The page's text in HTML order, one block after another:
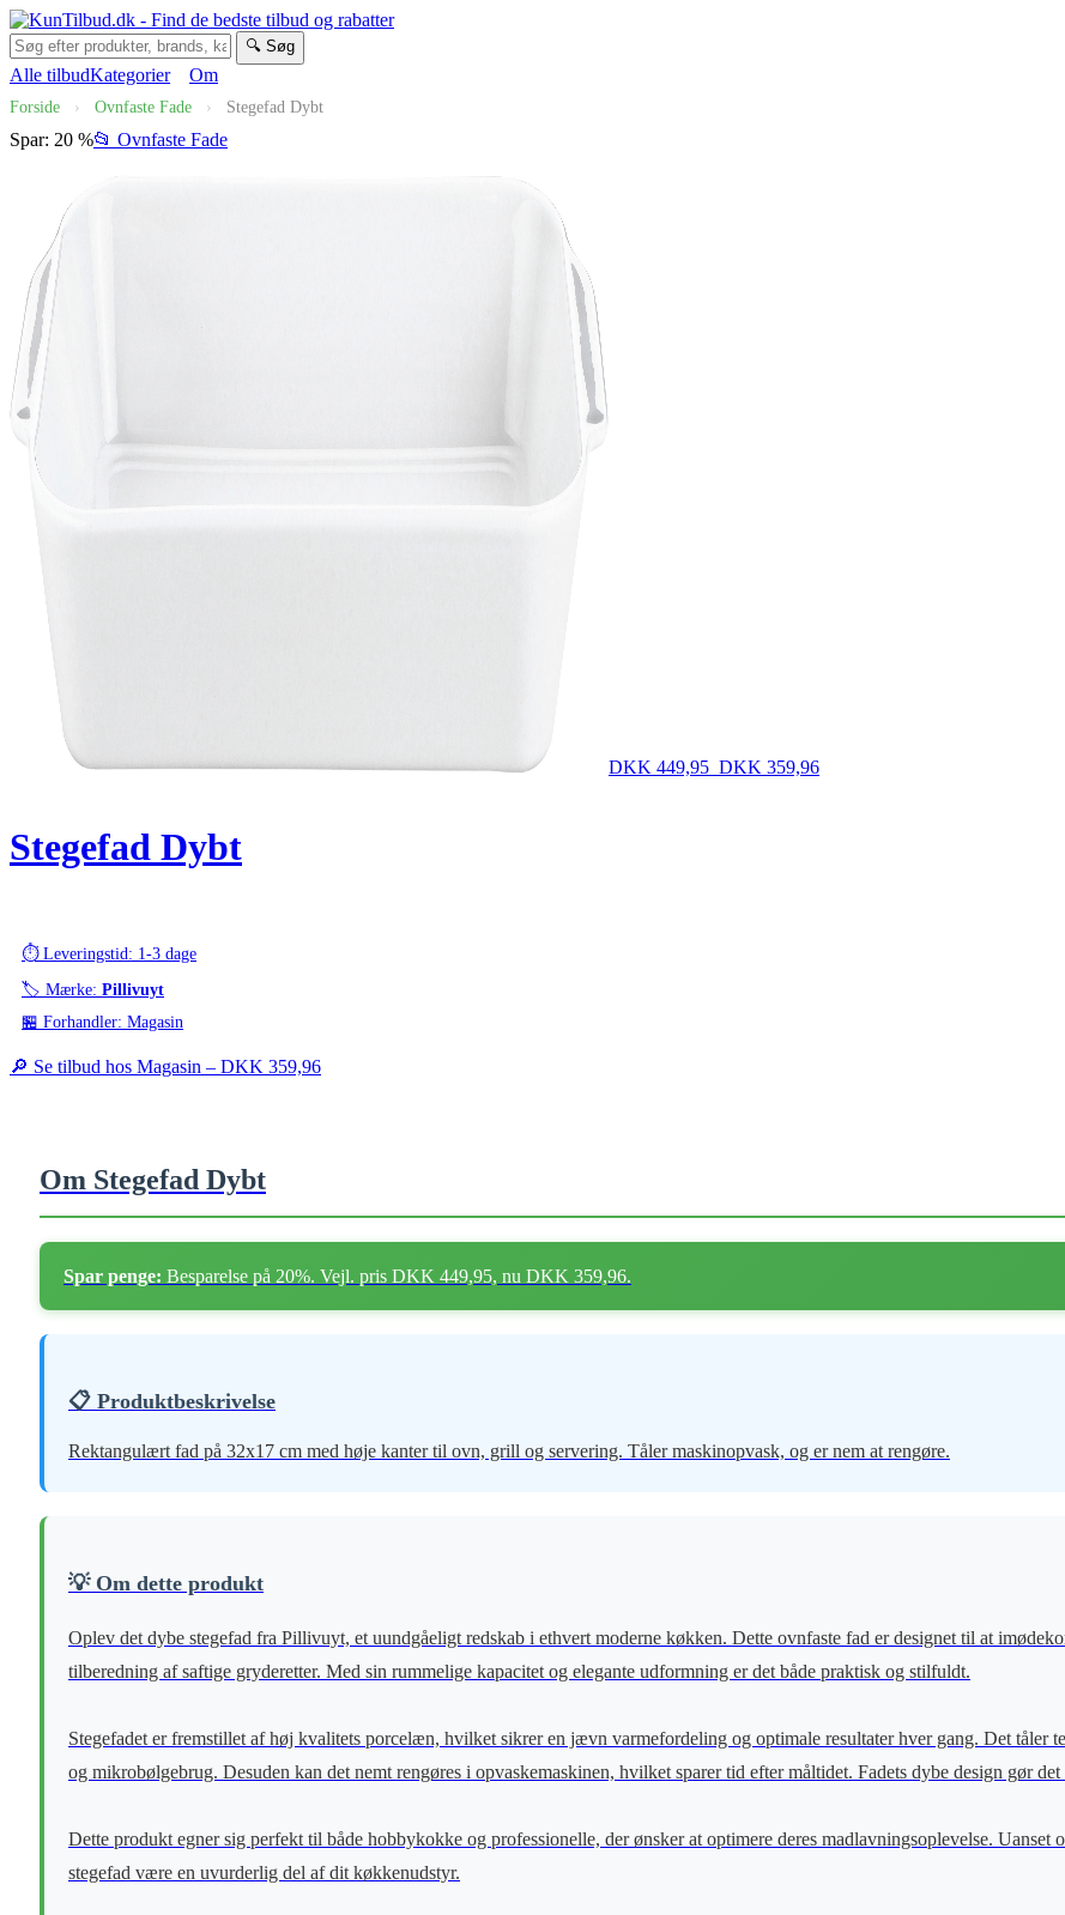
🔍 Søg
Alle tilbudKategorier Om
Forside › Ovnfaste Fade › Stegefad Dybt
Spar: 20 %📂 Ovnfaste Fade
DKK 449,95 DKK 359,96
Stegefad Dybt
⏱️ Leveringstid: 1-3 dage
🏷️ Mærke: Pillivuyt
🏪 Forhandler: Magasin
🔎 Se tilbud hos Magasin – DKK 359,96
Om Stegefad Dybt
Spar penge: Besparelse på 20%. Vejl. pris DKK 449,95, nu DKK 359,96.
📋 Produktbeskrivelse
Rektangulært fad på 32x17 cm med høje kanter til ovn, grill og servering. Tåler maskinopvask, og er nem at rengøre.
💡 Om dette produkt
Oplev det dybe stegefad fra Pillivuyt, et uundgåeligt redskab i ethvert moderne køkken. Dette ovnfaste fad er designet til at
tilberedning af saftige gryderetter. Med sin rummelige kapacitet og elegante udformning er det både praktisk og stilfuldt.
Stegefadet er fremstillet af høj kvalitets porcelæn, hvilket sikrer en jævn varmefordeling og optimale resultater hver gang. Det tåler
og mikrobølgebrug. Desuden kan det nemt rengøres i opvaskemaskinen, hvilket sparer tid efter måltidet. Fadets dybe design gør
Dette produkt egner sig perfekt til både hobbykokke og professionelle, der ønsker at optimere deres madlavningsoplevelse.
stegefad være en uvurderlig del af dit køkkenudstyr.